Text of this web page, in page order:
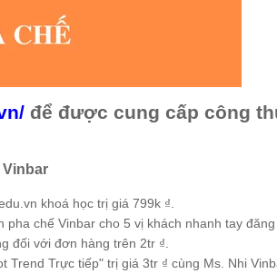
để được cung cấp công
khoá học trị giá 799k ₫.
chế Vinbar cho 5 vị khách nhanh tay
đối với đơn hàng trên 2tr ₫.
Trend Trực tiếp" trị giá 3tr ₫ cùng Ms. Nhi